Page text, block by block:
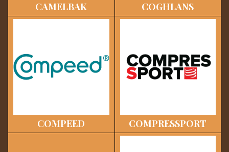
CAMELBAK COGHLANS
COMPEED COMPRESSPORT